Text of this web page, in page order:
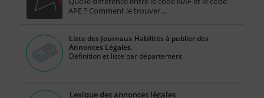
APE ? Comment le trouver…
Liste des Journaux Habilités à publier des
Annonces Légales.
Définition et liste par département
Lexique des annonces légales